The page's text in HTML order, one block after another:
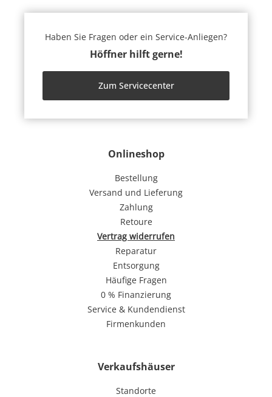
Onlineshop
Bestellung
Versand und Lieferung
Zahlung
Retoure
Vertrag widerrufen
Reparatur
Entsorgung
Häufige Fragen
0 % Finanzierung
Service & Kundendienst
Firmenkunden
Verkaufshäuser
Standorte
Haben Sie Fragen oder ein Service-Anliegen?
Höffner hilft gerne!
Zum Servicecenter